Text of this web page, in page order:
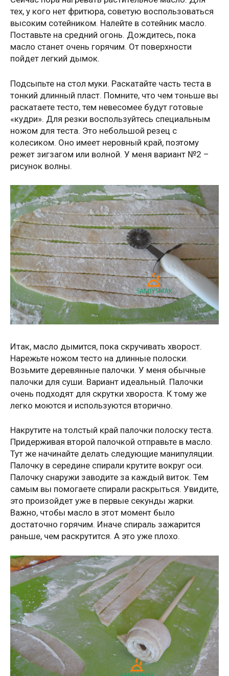
тех, у кого нет фритюра, советую воспользоваться
высоким сотейником. Налейте в сотейник масло.
Поставьте на средний огонь. Дождитесь, пока
масло станет очень горячим. От поверхности
пойдет легкий дымок.
Подсыпьте на стол муки. Раскатайте часть теста в
тонкий длинный пласт. Помните, что чем тоньше вы
раскатаете тесто, тем невесомее будут готовые
«кудри». Для резки воспользуйтесь специальным
ножом для теста. Это небольшой резец с
колесиком. Оно имеет неровный край, поэтому
режет зигзагом или волной. У меня вариант №2 –
рисунок волны.
Итак, масло дымится, пока скручивать хворост.
Нарежьте ножом тесто на длинные полоски.
Возьмите деревянные палочки. У меня обычные
палочки для суши. Вариант идеальный. Палочки
очень подходят для скрутки хвороста. К тому же
легко моются и используются вторично.
Накрутите на толстый край палочки полоску теста.
Придерживая второй палочкой отправьте в масло.
Тут же начинайте делать следующие манипуляции.
Палочку в середине спирали крутите вокруг оси.
Палочку снаружи заводите за каждый виток. Тем
самым вы помогаете спирали раскрыться. Увидите,
это произойдет уже в первые секунды жарки.
Важно, чтобы масло в этот момент было
достаточно горячим. Иначе спираль зажарится
раньше, чем раскрутится. А это уже плохо.